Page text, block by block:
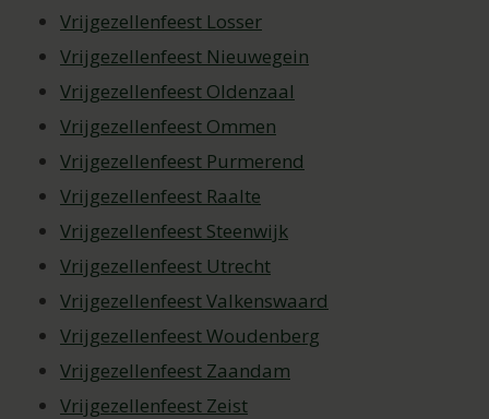
Vrijgezellenfeest Losser
Vrijgezellenfeest Nieuwegein
Vrijgezellenfeest Oldenzaal
Vrijgezellenfeest Ommen
Vrijgezellenfeest Purmerend
Vrijgezellenfeest Raalte
Vrijgezellenfeest Steenwijk
Vrijgezellenfeest Utrecht
Vrijgezellenfeest Valkenswaard
Vrijgezellenfeest Woudenberg
Vrijgezellenfeest Zaandam
Vrijgezellenfeest Zeist